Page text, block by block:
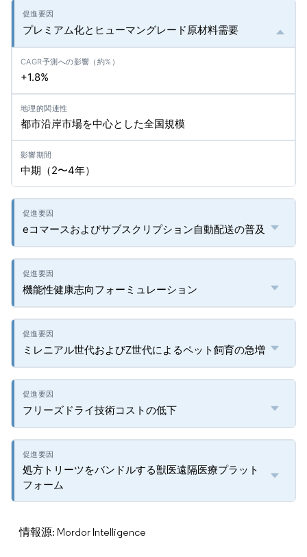
プレミアム化とヒューマングレード原材料需要
+1.8%
都市沿岸市場を中心とした全国規模
中期（2〜4年）
eコマースおよびサブスクリプション自動配送の普及
機能性健康志向フォーミュレーション
ミレニアル世代およびZ世代によるペット飼育の急増
フリーズドライ技術コストの低下
処方トリーツをバンドルする獣医遠隔医療プラット
フォーム
情報源: Mordor Intelligence